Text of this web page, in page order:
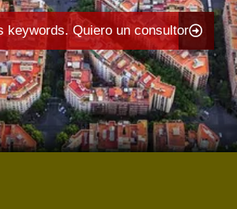
keywords. Quiero un consultor